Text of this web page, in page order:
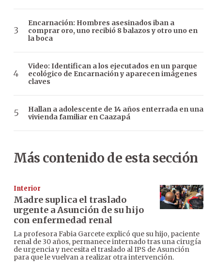
Encarnación: Hombres asesinados iban a
comprar oro, uno recibió 8 balazos y otro uno en
la boca
Video: Identifican a los ejecutados en un parque
ecológico de Encarnación y aparecen imágenes
claves
Hallan a adolescente de 14 años enterrada en una
vivienda familiar en Caazapá
Más contenido de esta sección
Interior
Madre suplica el traslado
urgente a Asunción de su hijo
con enfermedad renal
La profesora Fabia Garcete explicó que su hijo, paciente
renal de 30 años, permanece internado tras una cirugía
de urgencia y necesita el traslado al IPS de Asunción
para que le vuelvan a realizar otra intervención.